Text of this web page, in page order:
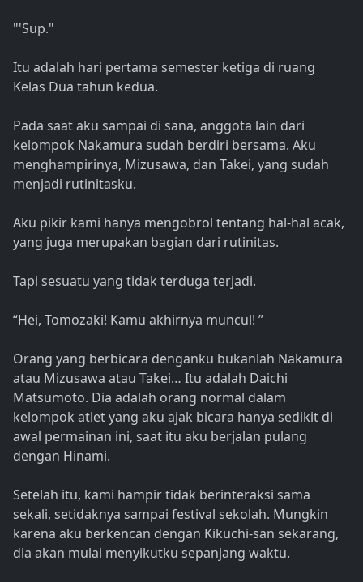
"'Sup."
Itu adalah hari pertama semester ketiga di ruang
Kelas Dua tahun kedua.
Pada saat aku sampai di sana, anggota lain dari
kelompok Nakamura sudah berdiri bersama. Aku
menghampirinya, Mizusawa, dan Takei, yang sudah
menjadi rutinitasku.
Aku pikir kami hanya mengobrol tentang hal-hal acak,
yang juga merupakan bagian dari rutinitas.
Tapi sesuatu yang tidak terduga terjadi.
“Hei, Tomozaki! Kamu akhirnya muncul! ”
Orang yang berbicara denganku bukanlah Nakamura
atau Mizusawa atau Takei… Itu adalah Daichi
Matsumoto. Dia adalah orang normal dalam
kelompok atlet yang aku ajak bicara hanya sedikit di
awal permainan ini, saat itu aku berjalan pulang
dengan Hinami.
Setelah itu, kami hampir tidak berinteraksi sama
sekali, setidaknya sampai festival sekolah. Mungkin
karena aku berkencan dengan Kikuchi-san sekarang,
dia akan mulai menyikutku sepanjang waktu.